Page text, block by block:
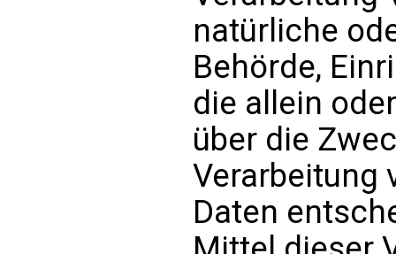
natürliche
Behörde,
die allein
über die
Verarbeitung
Daten